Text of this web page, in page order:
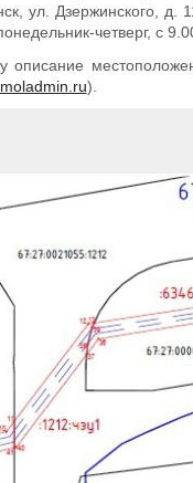
ул. Дзержинского,
четверг, с
).